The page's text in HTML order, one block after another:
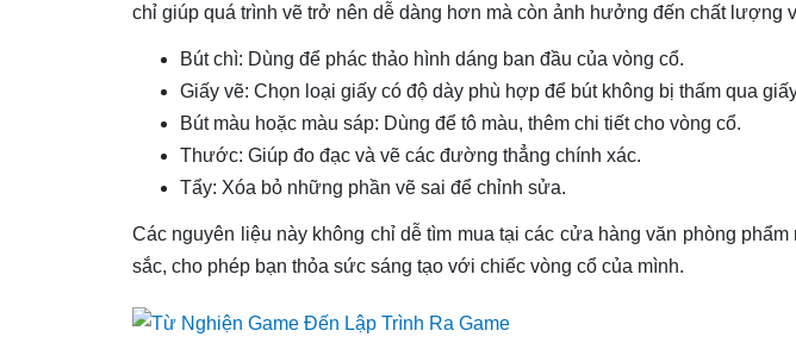
chỉ giúp quá trình vẽ trở nên dễ dàng hơn mà còn ảnh hưởng đến chất lượng
Bút chì: Dùng để phác thảo hình dáng ban đầu của vòng cổ.
Giấy vẽ: Chọn loại giấy có độ dày phù hợp để bút không bị thấm qua
Bút màu hoặc màu sáp: Dùng để tô màu, thêm chi tiết cho vòng cổ.
Thước: Giúp đo đạc và vẽ các đường thẳng chính xác.
Tẩy: Xóa bỏ những phần vẽ sai để chỉnh sửa.
Các nguyên liệu này không chỉ dễ tìm mua tại các cửa hàng văn phòng
sắc, cho phép bạn thỏa sức sáng tạo với chiếc vòng cổ của mình.